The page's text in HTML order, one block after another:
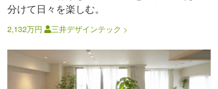
分けて日々を楽しむ。
2,132万円 三井デザインテック